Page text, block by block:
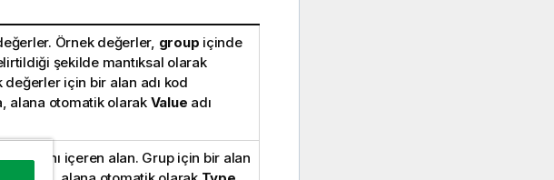
Örnek değerler, group içinde
şekilde mantıksal olarak
değerler için bir alan adı kod
alana otomatik olarak Value adı
adlarını içeren alan. Grup için bir alan